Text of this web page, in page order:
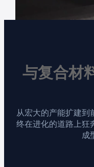
与复合材
从宏大的产能扩建到
终在进化的道路上狂
成